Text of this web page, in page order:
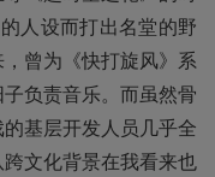
人设而打出名堂的野
曾为《快打旋风》系
负责音乐。而虽然骨
基层开发人员几乎全
文化背景在我看来也